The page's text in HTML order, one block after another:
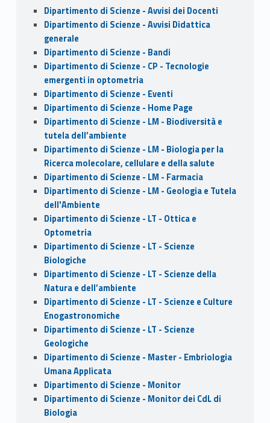
Dipartimento di Scienze - Avvisi dei Docenti
Dipartimento di Scienze - Avvisi Didattica
generale
Dipartimento di Scienze - Bandi
Dipartimento di Scienze - CP - Tecnologie
emergenti in optometria
Dipartimento di Scienze - Eventi
Dipartimento di Scienze - Home Page
Dipartimento di Scienze - LM - Biodiversità e
tutela dell’ambiente
Dipartimento di Scienze - LM - Biologia per la
Ricerca molecolare, cellulare e della salute
Dipartimento di Scienze - LM - Farmacia
Dipartimento di Scienze - LM - Geologia e Tutela
dell'Ambiente
Dipartimento di Scienze - LT - Ottica e
Optometria
Dipartimento di Scienze - LT - Scienze
Biologiche
Dipartimento di Scienze - LT - Scienze della
Natura e dell’ambiente
Dipartimento di Scienze - LT - Scienze e Culture
Enogastronomiche
Dipartimento di Scienze - LT - Scienze
Geologiche
Dipartimento di Scienze - Master - Embriologia
Umana Applicata
Dipartimento di Scienze - Monitor
Dipartimento di Scienze - Monitor dei CdL di
Biologia